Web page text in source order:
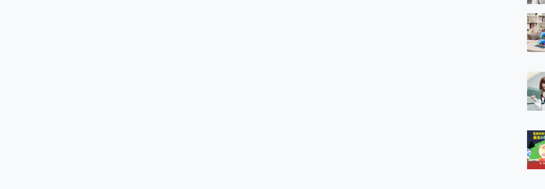
榮耀 HONOR 600 Pro x MOLLY Limited Edition 限量版開賣，攜手味全龍進駐大巨蛋萬人盛典